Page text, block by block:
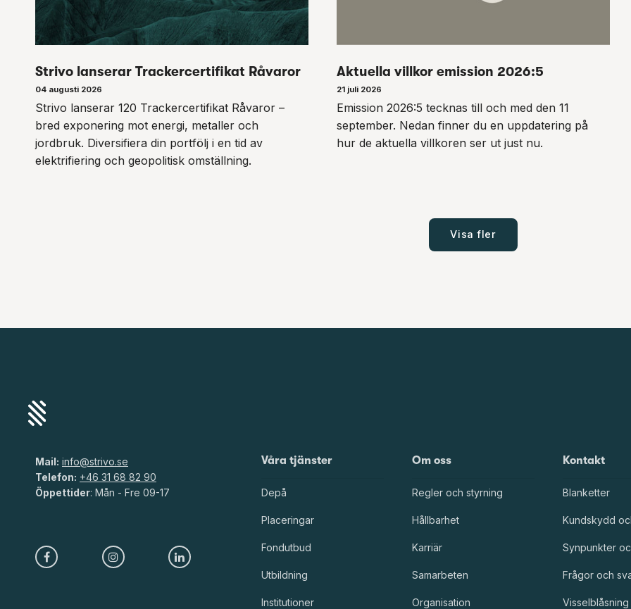
Strivo lanserar Trackercertifikat Råvaror
04 augusti 2026
Strivo lanserar 120 Trackercertifikat Råvaror –
bred exponering mot energi, metaller och
jordbruk. Diversifiera din portfölj i en tid av
elektrifiering och geopolitisk omställning.
Aktuella villkor emission 2026:5
21 juli 2026
Emission 2026:5 tecknas till och med den 11
september. Nedan finner du en uppdatering på
hur de aktuella villkoren ser ut just nu.
Visa fler
Mail: info@strivo.se
Telefon: +46 31 68 82 90
Öppettider: Mån - Fre 09-17
Våra tjänster
Depå
Placeringar
Fondutbud
Utbildning
Institutioner
Om oss
Regler och styrning
Hållbarhet
Karriär
Samarbeten
Organisation
Kontakt
Blanketter
Kundskydd
Synpunkter
Frågor och
Visselblåsning